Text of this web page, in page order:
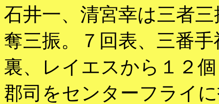
石井一、清宮幸は三者
奪三振。７回表、三番
裏、レイエスから１２
郡司をセンターフライ